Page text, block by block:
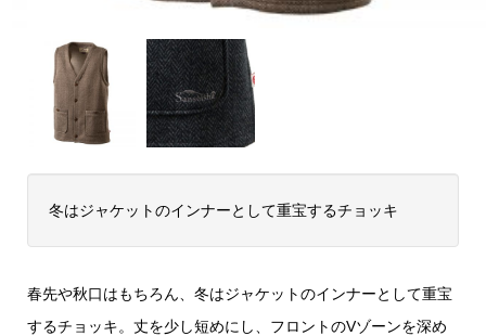
冬はジャケットのインナーとして重宝するチョッキ
春先や秋口はもちろん、冬はジャケットのインナーとして重宝
するチョッキ。丈を少し短めにし、フロントのVゾーンを深め